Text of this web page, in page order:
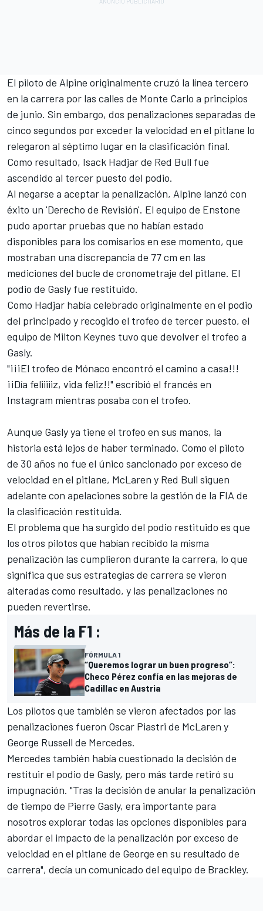
El piloto de Alpine originalmente cruzó la línea tercero
en la carrera por las calles de Monte Carlo a principios
de junio. Sin embargo, dos penalizaciones separadas de
cinco segundos por exceder la velocidad en el pitlane lo
relegaron al séptimo lugar en la clasificación final.
Como resultado, Isack Hadjarde Red Bull fue
ascendido al tercer puesto del podio.
Al negarse a aceptar la penalización, Alpine lanzó con
éxito un 'Derecho de Revisión'. El equipo de Enstone
pudo aportar pruebas que no habían estado
disponibles para los comisarios en ese momento, que
mostraban una discrepancia de 77 cm en las
mediciones del bucle de cronometraje del pitlane. El
podio de Gasly fue restituido.
Como Hadjar había celebrado originalmente en el podio
del principado y recogido el trofeo de tercer puesto, el
equipo de Milton Keynes tuvo que devolver el trofeo a
Gasly.
"¡¡¡El trofeo de Mónaco encontró el camino a casa!!!
¡¡Día feliiiiiz, vida feliz!!" escribió el francés en
Instagram mientras posaba con el trofeo.
Aunque Gasly ya tiene el trofeo en sus manos, la
historia está lejos de haber terminado. Como el piloto
de 30 años no fue el único sancionado por exceso de
velocidad en el pitlane, McLaren y Red Bull siguen
adelante con apelaciones sobre la gestión de la FIA de
la clasificación restituida.
El problema que ha surgido del podio restituido es que
los otros pilotos que habían recibido la misma
penalización las cumplieron durante la carrera, lo que
significa que sus estrategias de carrera se vieron
alteradas como resultado, y las penalizaciones no
pueden revertirse.
Más de la F1 :
FÓRMULA 1
“Queremos lograr un buen progreso”:
Checo Pérez confía en las mejoras de
Cadillac en Austria
Los pilotos que también se vieron afectados por las
penalizaciones fueron Oscar Piastri de McLaren y
George Russell de Mercedes.
Mercedes también había cuestionado la decisión de
restituir el podio de Gasly, pero más tarde retiró su
impugnación. "Tras la decisión de anular la penalización
de tiempo de Pierre Gasly, era importante para
nosotros explorar todas las opciones disponibles para
abordar el impacto de la penalización por exceso de
velocidad en el pitlane de George en su resultado de
carrera", decía un comunicado del equipo de Brackley.